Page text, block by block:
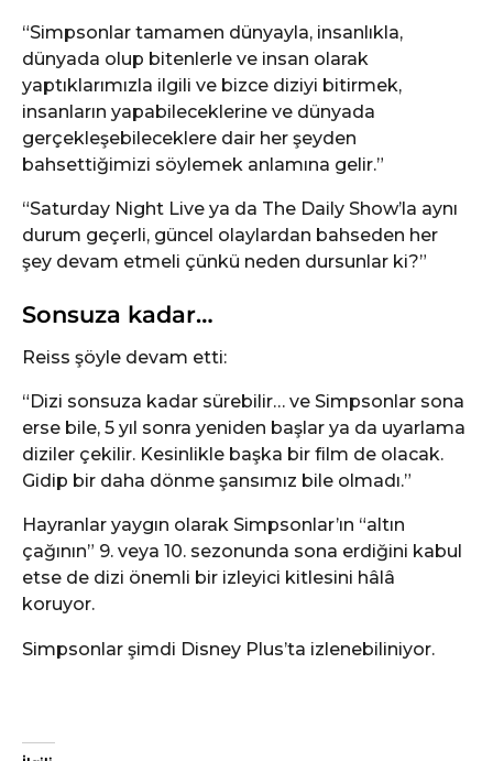
“Simpsonlar tamamen dünyayla, insanlıkla,
dünyada olup bitenlerle ve insan olarak
yaptıklarımızla ilgili ve bizce diziyi bitirmek,
insanların yapabileceklerine ve dünyada
gerçekleşebileceklere dair her şeyden
bahsettiğimizi söylemek anlamına gelir.”
“Saturday Night Live ya da The Daily Show’la aynı
durum geçerli, güncel olaylardan bahseden her
şey devam etmeli çünkü neden dursunlar ki?”
Sonsuza kadar…
Reiss şöyle devam etti:
“Dizi sonsuza kadar sürebilir… ve Simpsonlar sona
erse bile, 5 yıl sonra yeniden başlar ya da uyarlama
diziler çekilir. Kesinlikle başka bir film de olacak.
Gidip bir daha dönme şansımız bile olmadı.”
Hayranlar yaygın olarak Simpsonlar’ın “altın
çağının” 9. veya 10. sezonunda sona erdiğini kabul
etse de dizi önemli bir izleyici kitlesini hâlâ
koruyor.
Simpsonlar şimdi Disney Plus’ta izlenebiliniyor.